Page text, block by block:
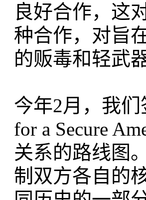
良好合作，这
种合作，对旨
的贩毒和轻武
今年2月，我们
for a Secure
关系的路线图
制双方各自的